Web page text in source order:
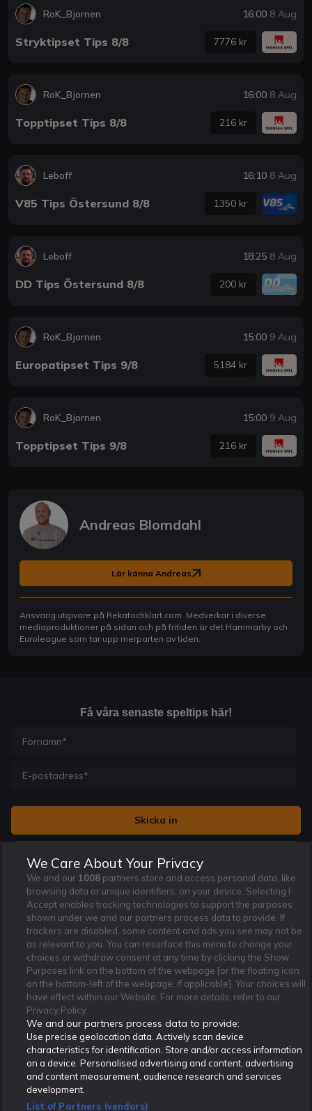
RoK_Bjornen 16:00 8 Aug
Stryktipset Tips 8/8 7776 kr
RoK_Bjornen 16:00 8 Aug
Topptipset Tips 8/8 216 kr
Leboff 16:10 8 Aug
V85 Tips Östersund 8/8 1350 kr
Leboff 18:25 8 Aug
DD Tips Östersund 8/8 200 kr
RoK_Bjornen 15:00 9 Aug
Europatipset Tips 9/8 5184 kr
RoK_Bjornen 15:00 9 Aug
Topptipset Tips 9/8 216 kr
Andreas Blomdahl
Lär känna Andreas
Ansvarig utgivare på Rekatochklart.com. Medverkar i diverse
mediaproduktioner på sidan och på fritiden är det Hammarby och
Euroleague som tar upp merparten av tiden.
Få våra senaste speltips här!
Jag vill få nyhetsbrev från Rekatochklart och jag är 18+. Regler
och villkor gäller. *
Rekatochklart.com är Sveriges ledande betting-community. 2017 nominerades
Rekatochklart som en av världens bästa spelinformations-sajter på spelbranschens egen
Oscarsgala EGR Awards.
Rekatochklart är oberoende och ej knutet till något specifikt spelbolag. Här hittar du
speltips, unika insättningsbonusar och erbjudanden från de största och mest seriösa
Affiliate Modell
Om Rekatochklart
Kontakta oss
Redaktionen
Ansvarsfullt Spelande
F.A.Q
Nyhetsarkiv
Redaktionell policy
Cookie Policy
Användarvilkor
Integritetspolicy
Rekatochklart shop
We Care About Your Privacy
We and our 1008 partners store and access personal data, like
browsing data or unique identifiers, on your device. Selecting I
Accept enables tracking technologies to support the purposes
shown under we and our partners process data to provide. If
trackers are disabled, some content and ads you see may not be
as relevant to you. You can resurface this menu to change your
choices or withdraw consent at any time by clicking the Show
Purposes link on the bottom of the webpage [or the floating icon
on the bottom-left of the webpage, if applicable]. Your choices will
have effect within our Website. For more details, refer to our
Privacy Policy.
We and our partners process data to provide:
Use precise geolocation data. Actively scan device
characteristics for identification. Store and/or access information
on a device. Personalised advertising and content, advertising
and content measurement, audience research and services
development.
List of Partners (vendors)